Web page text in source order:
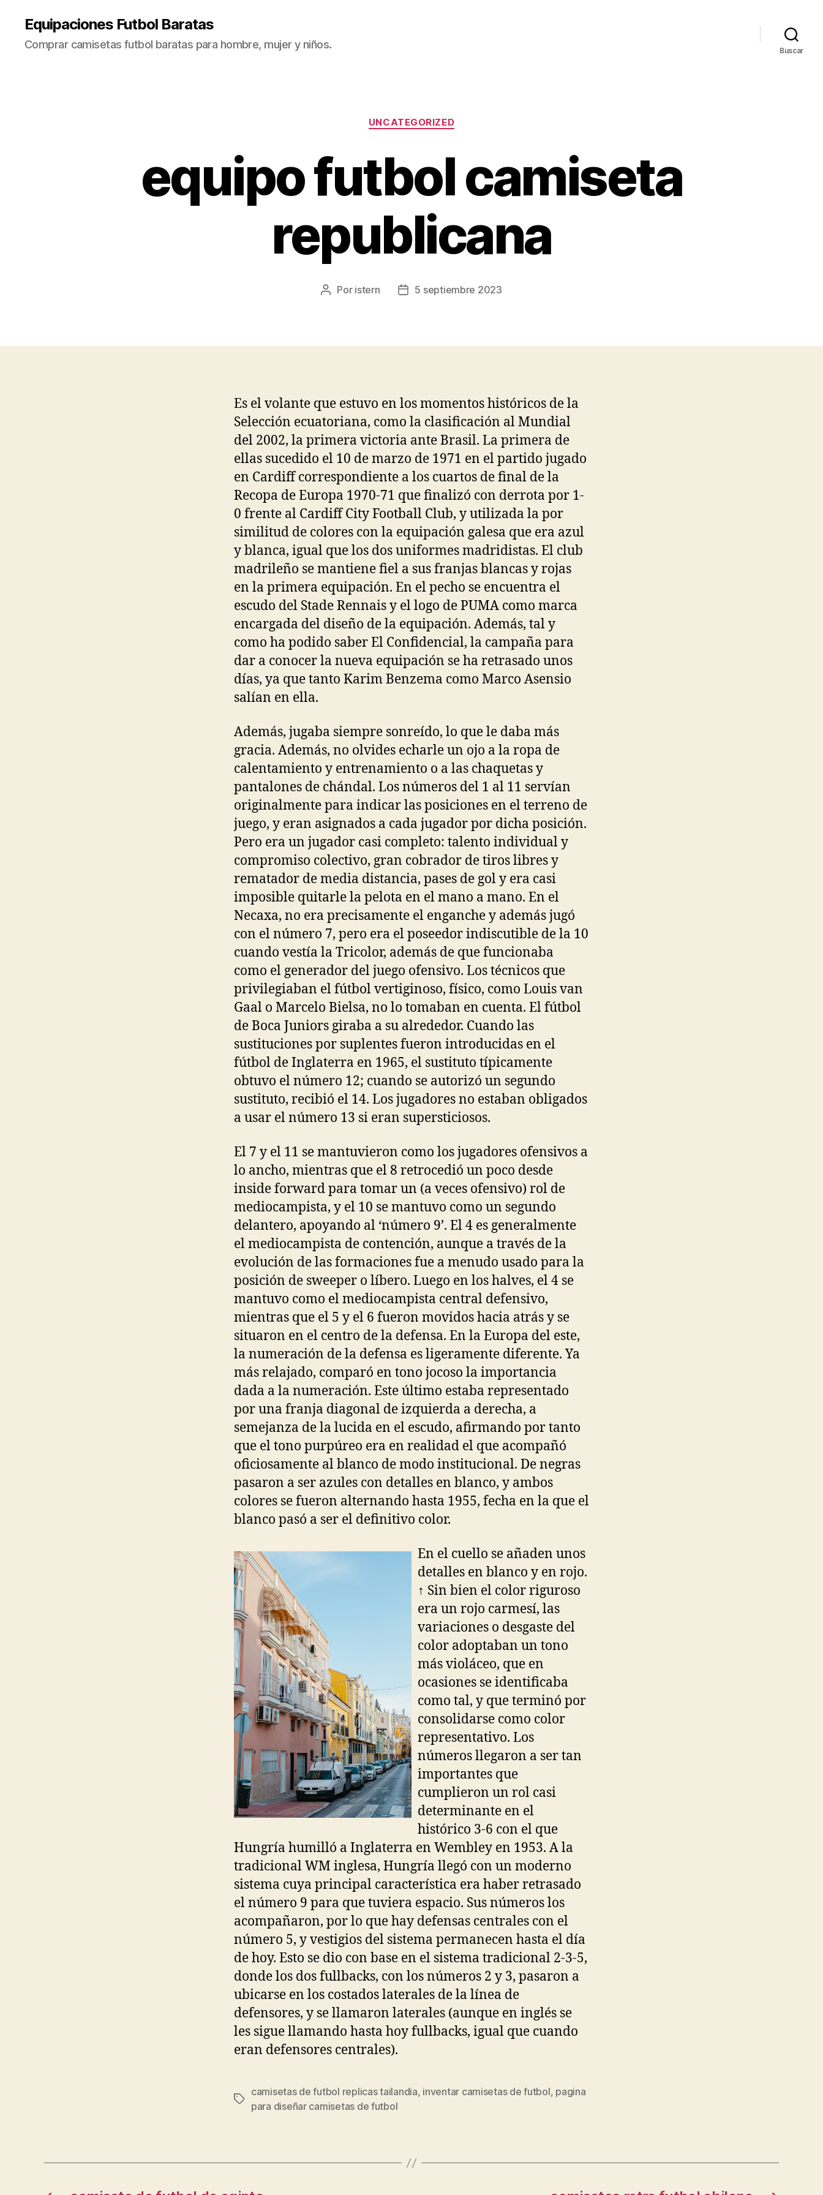
Equipaciones Futbol Baratas
Comprar camisetas futbol baratas para hombre, mujer y niños. Buscar
Categorías
UNCATEGORIZED
equipo futbol camiseta
republicana
Autor
Por istern
Fecha5 septiembre 2023
Es el volante que estuvo en los momentos históricos de la
Selección ecuatoriana, como la clasificación al Mundial
del 2002, la primera victoria ante Brasil. La primera de
ellas sucedido el 10 de marzo de 1971 en el partido jugado
en Cardiff correspondiente a los cuartos de final de la
Recopa de Europa 1970-71 que finalizó con derrota por 1-
0 frente al Cardiff City Football Club, y utilizada la por
similitud de colores con la equipación galesa que era azul
y blanca, igual que los dos uniformes madridistas. El club
madrileño se mantiene fiel a sus franjas blancas y rojas
en la primera equipación. En el pecho se encuentra el
escudo del Stade Rennais y el logo de PUMA como marca
encargada del diseño de la equipación. Además, tal y
como ha podido saber El Confidencial, la campaña para
dar a conocer la nueva equipación se ha retrasado unos
días, ya que tanto Karim Benzema como Marco Asensio
salían en ella.
Además, jugaba siempre sonreído, lo que le daba más
gracia. Además, no olvides echarle un ojo a la ropa de
calentamiento y entrenamiento o a las chaquetas y
pantalones de chándal. Los números del 1 al 11 servían
originalmente para indicar las posiciones en el terreno de
juego, y eran asignados a cada jugador por dicha posición.
Pero era un jugador casi completo: talento individual y
compromiso colectivo, gran cobrador de tiros libres y
rematador de media distancia, pases de gol y era casi
imposible quitarle la pelota en el mano a mano. En el
Necaxa, no era precisamente el enganche y además jugó
con el número 7, pero era el poseedor indiscutible de la 10
cuando vestía la Tricolor, además de que funcionaba
como el generador del juego ofensivo. Los técnicos que
privilegiaban el fútbol vertiginoso, físico, como Louis van
Gaal o Marcelo Bielsa, no lo tomaban en cuenta. El fútbol
de Boca Juniors giraba a su alrededor. Cuando las
sustituciones por suplentes fueron introducidas en el
fútbol de Inglaterra en 1965, el sustituto típicamente
obtuvo el número 12; cuando se autorizó un segundo
sustituto, recibió el 14. Los jugadores no estaban obligados
a usar el número 13 si eran supersticiosos.
El 7 y el 11 se mantuvieron como los jugadores ofensivos a
lo ancho, mientras que el 8 retrocedió un poco desde
inside forward para tomar un (a veces ofensivo) rol de
mediocampista, y el 10 se mantuvo como un segundo
delantero, apoyando al ‘número 9’. El 4 es generalmente
el mediocampista de contención, aunque a través de la
evolución de las formaciones fue a menudo usado para la
posición de sweeper o líbero. Luego en los halves, el 4 se
mantuvo como el mediocampista central defensivo,
mientras que el 5 y el 6 fueron movidos hacia atrás y se
situaron en el centro de la defensa. En la Europa del este,
la numeración de la defensa es ligeramente diferente. Ya
más relajado, comparó en tono jocoso la importancia
dada a la numeración. Este último estaba representado
por una franja diagonal de izquierda a derecha, a
semejanza de la lucida en el escudo, afirmando por tanto
que el tono purpúreo era en realidad el que acompañó
oficiosamente al blanco de modo institucional. De negras
pasaron a ser azules con detalles en blanco, y ambos
colores se fueron alternando hasta 1955, fecha en la que el
blanco pasó a ser el definitivo color.
En el cuello se añaden unos
detalles en blanco y en rojo.
↑ Sin bien el color riguroso
era un rojo carmesí, las
variaciones o desgaste del
color adoptaban un tono
más violáceo, que en
ocasiones se identificaba
como tal, y que terminó por
consolidarse como color
representativo. Los
números llegaron a ser tan
importantes que
cumplieron un rol casi
determinante en el
histórico 3-6 con el que
Hungría humilló a Inglaterra en Wembley en 1953. A la
tradicional WM inglesa, Hungría llegó con un moderno
sistema cuya principal característica era haber retrasado
el número 9 para que tuviera espacio. Sus números los
acompañaron, por lo que hay defensas centrales con el
número 5, y vestigios del sistema permanecen hasta el día
de hoy. Esto se dio con base en el sistema tradicional 2-3-5,
donde los dos fullbacks, con los números 2 y 3, pasaron a
ubicarse en los costados laterales de la línea de
defensores, y se llamaron laterales (aunque en inglés se
les sigue llamando hasta hoy fullbacks, igual que cuando
eran defensores centrales).
Etiquetas
camisetas de futbol replicas tailandia, inventar camisetas de futbol, pagina
para diseñar camisetas de futbol